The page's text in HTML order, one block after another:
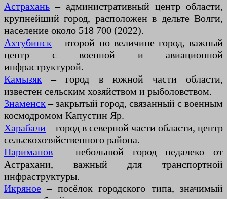
Астрахань – административный центр области,
крупнейший город, расположен в дельте Волги,
население около 518 700 (2022).
Ахтубинск – второй по величине город, важный
центр с военной и авиационной
инфраструктурой.
Камызяк – город в южной части области,
известен сельским хозяйством и рыболовством.
Знаменск – закрытый город, связанный с военным
космодромом Капустин Яр.
Харабали – город в северной части области, центр
сельскохозяйственного района.
Нариманов – небольшой город недалеко от
Астрахани, важный для транспортной
инфраструктуры.
Икряное – посёлок городского типа, значимый